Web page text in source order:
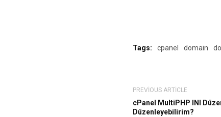
Tags: cpanel domain
PREVIOUS ARTICLE
cPanel MultiPHP INI
Düzenleyebilirim?